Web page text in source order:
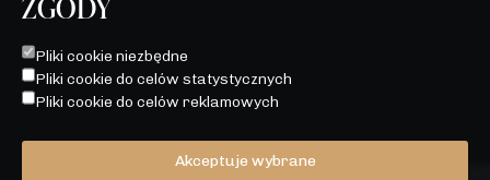
WSZELKIE PREZENTOWANE NA STRONIE MATERIAŁY MAJĄ
JEDYNIE CHARAKTER POGLĄDOWY I STANOWIĄ JEDYNIE
ZAPROSZENIE DO ZAWARCIA UMOWY, O KTÓREJ MOWA W
ART. 71 K.C. ORAZ NIE STANOWIĄ OFERTY W MYŚL ART. 66
Pliki cookie niezbędne
Pliki cookie do celów statystycznych
Pliki cookie do celów reklamowych
Akceptuje wybrane